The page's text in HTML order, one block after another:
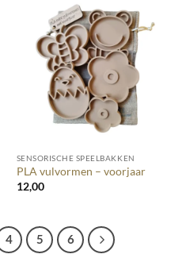
SENSORISCHE SPEELBAKKEN
PLA vulvormen – voorjaar
12,00
4 5 6